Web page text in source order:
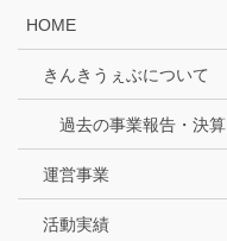
HOME
きんきうぇぶについて
過去の事業報告・決算
運営事業
活動実績